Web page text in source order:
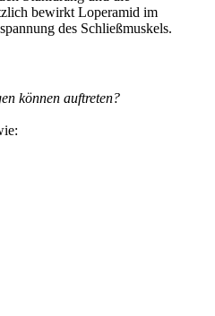
bewirkt Loperamid im
des Schließmuskels.
können auftreten?